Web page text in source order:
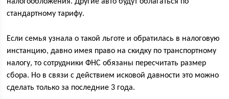
налогообложения. Другие авто будут облагаться по
стандартному тарифу.
Если семья узнала о такой льготе и обратилась в налоговую
инстанцию, давно имея право на скидку по транспортному
налогу, то сотрудники ФНС обязаны пересчитать размер
сбора. Но в связи с действием исковой давности это можно
сделать только за последние 3 года.